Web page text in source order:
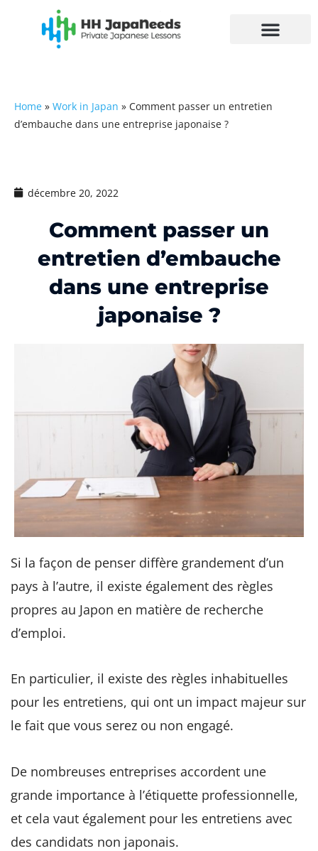
Home » Work in Japan » Comment passer un entretien
d’embauche dans une entreprise japonaise ?
décembre 20, 2022
Comment passer un
entretien d’embauche
dans une entreprise
japonaise ?
Si la façon de penser diffère grandement d’un
pays à l’autre, il existe également des règles
propres au Japon en matière de recherche
d’emploi.
En particulier, il existe des règles inhabituelles
pour les entretiens, qui ont un impact majeur sur
le fait que vous serez ou non engagé.
De nombreuses entreprises accordent une
grande importance à l’étiquette professionnelle,
et cela vaut également pour les entretiens avec
des candidats non japonais.